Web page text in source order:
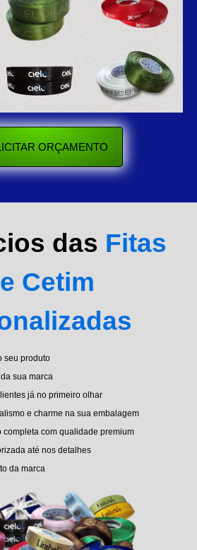
ORÇAMENTO
das Fitas
Cetim
seu produto
sua marca
já no primeiro olhar
e charme na sua embalagem
completa com qualidade premium
até nos detalhes
da marca